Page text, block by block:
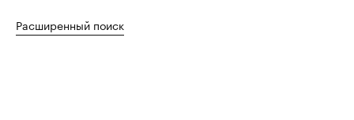
Расширенный поиск